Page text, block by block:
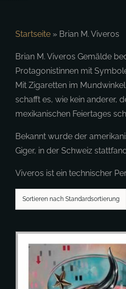
Startseite » Brian M. Viveros
Brian M. Viveros Gemälde
Protagonistinnen mit
Mit Zigaretten im
schafft es, wie kein anderer,
mexikanischen Feiertages
Bekannt wurde der
Giger, in der Schweiz
Viveros ist ein technischer
Sortieren nach Standardsortierung